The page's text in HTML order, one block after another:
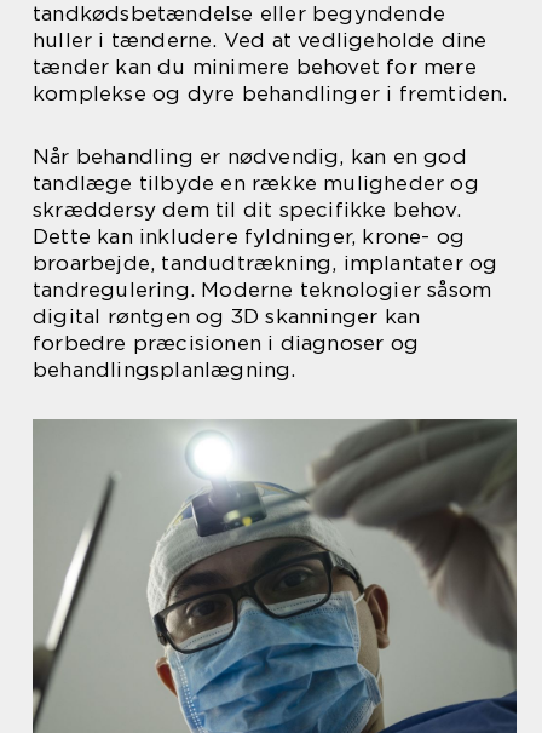
tandkødsbetændelse eller begyndende
huller i tænderne. Ved at vedligeholde dine
tænder kan du minimere behovet for mere
komplekse og dyre behandlinger i fremtiden.
Når behandling er nødvendig, kan en god
tandlæge tilbyde en række muligheder og
skræddersy dem til dit specifikke behov.
Dette kan inkludere fyldninger, krone- og
broarbejde, tandudtrækning, implantater og
tandregulering. Moderne teknologier såsom
digital røntgen og 3D skanninger kan
forbedre præcisionen i diagnoser og
behandlingsplanlægning.